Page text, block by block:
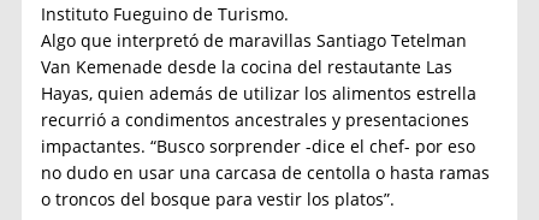
Instituto Fueguino de Turismo.
Algo que interpretó de maravillas Santiago Tetelman
Van Kemenade desde la cocina del restautante Las
Hayas, quien además de utilizar los alimentos estrella
recurrió a condimentos ancestrales y presentaciones
impactantes. “Busco sorprender -dice el chef- por eso
no dudo en usar una carcasa de centolla o hasta ramas
o troncos del bosque para vestir los platos”.